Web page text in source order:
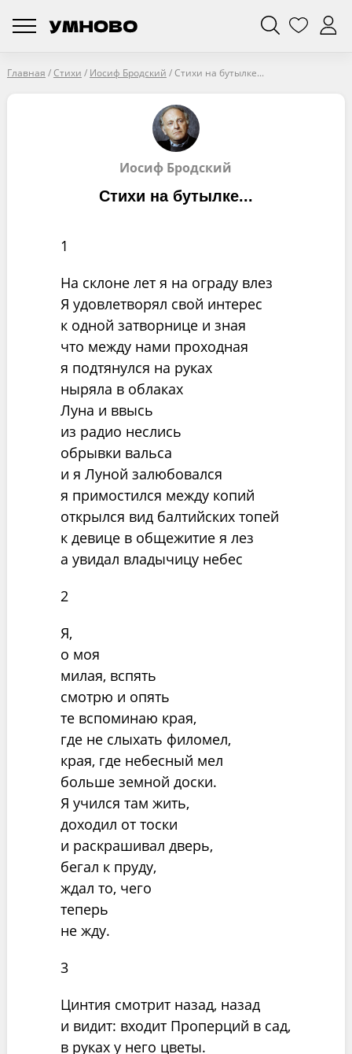
Главная /Стихи / Иосиф Бродский /Стихи на бутылке...
Иосиф Бродский
Стихи на бутылке...
1
На склоне лет я на ограду влез
Я удовлетворял свой интерес
к одной затворнице и зная
что между нами проходная
я подтянулся на руках
ныряла в облаках
Луна и ввысь
из радио неслись
обрывки вальса
и я Луной залюбовался
я примостился между копий
открылся вид балтийских топей
к девице в общежитие я лез
а увидал владычицу небес
2
Я,
о моя
милая, вспять
смотрю и опять
те вспоминаю края,
где не слыхать филомел,
края, где небесный мел
больше земной доски.
Я учился там жить,
доходил от тоски
и раскрашивал дверь,
бегал к пруду,
ждал то, чего
теперь
не жду.
3
Цинтия смотрит назад, назад
и видит: входит Проперций в сад,
в руках у него цветы.